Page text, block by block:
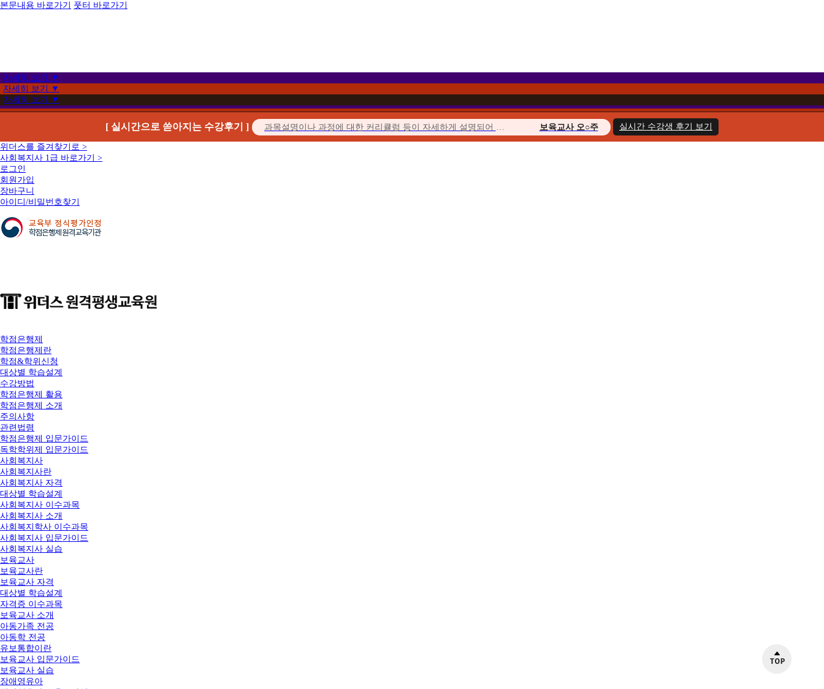
본문내용 바로가기 풋터 바로가기
자세히 보기 ▼
자세히 보기 ▼
자세히 보기 ▼
[ 실시간으로 쏟아지는 수강후기 ]
보육교사 오○주
이벤트를 통해 합리적인 가격에 수강할 수 있었고 강의의 질 또한 우수하여...
경영학 이○헌
실시간 수강생 후기 보기
위더스를 즐겨찾기로 >
사회복지사 1급 바로가기 >
로그인
회원가입
장바구니
아이디/비밀번호찾기
학점은행제
학점은행제란
학점&학위신청
대상별 학습설계
수강방법
학점은행제 활용
학점은행제 소개
주의사항
관련법령
학점은행제 입문가이드
독학학위제 입문가이드
사회복지사
사회복지사란
사회복지사 자격
대상별 학습설계
사회복지사 이수과목
사회복지사 소개
사회복지학사 이수과목
사회복지사 입문가이드
사회복지사 실습
보육교사
보육교사란
보육교사 자격
대상별 학습설계
자격증 이수과목
보육교사 소개
아동가족 전공
아동학 전공
유보통합이란
보육교사 입문가이드
보육교사 실습
장애영유아